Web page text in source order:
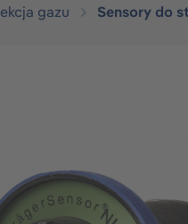
gazu Sensory do